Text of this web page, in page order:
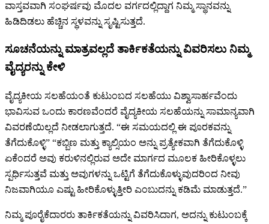
ವಾಸ್ತವವಾಗಿ ಸಂಘರ್ಷವು ಮೊದಲ ವರ್ಗದಲ್ಲಿದ್ದಾಗ ನಿಮ್ಮ ಸ್ಥಾನವನ್ನು
ಹಿಡಿದಿಡಲು ಹೆಚ್ಚಿನ ಸ್ಥಳವನ್ನು ಸೃಷ್ಟಿಸುತ್ತದೆ.
ಸೂಚನೆಯನ್ನು ಮಾತ್ರವಲ್ಲದೆ ತಾರ್ಕಿಕತೆಯನ್ನು ವಿವರಿಸಲು ನಿಮ್ಮ
ವೈದ್ಯರನ್ನು ಕೇಳಿ
ವೈದ್ಯಕೀಯ ಸಲಹೆಯಂತೆ ಕುಟುಂಬದ ಸಲಹೆಯು ವಿಶ್ವಾಸಾರ್ಹವೆಂದು
ಭಾವಿಸುವ ಒಂದು ಕಾರಣವೆಂದರೆ ವೈದ್ಯಕೀಯ ಸಲಹೆಯನ್ನು ಸಾಮಾನ್ಯವಾಗಿ
ವಿವರಣೆಯಿಲ್ಲದೆ ನೀಡಲಾಗುತ್ತದೆ. “ಈ ಸಮಯದಲ್ಲಿ ಈ ಪೂರಕವನ್ನು
ತೆಗೆದುಕೊಳ್ಳಿ” “ಕಬ್ಬಿಣ ಮತ್ತು ಕ್ಯಾಲ್ಸಿಯಂ ಅನ್ನು ಪ್ರತ್ಯೇಕವಾಗಿ ತೆಗೆದುಕೊಳ್ಳಿ
ಏಕೆಂದರೆ ಅವು ಕರುಳಿನಲ್ಲಿರುವ ಅದೇ ಮಾರ್ಗದ ಮೂಲಕ ಹೀರಿಕೊಳ್ಳಲು
ಸ್ಪರ್ಧಿಸುತ್ತವೆ ಮತ್ತು ಅವುಗಳನ್ನು ಒಟ್ಟಿಗೆ ತೆಗೆದುಕೊಳ್ಳುವುದರಿಂದ ನೀವು
ನಿಜವಾಗಿಯೂ ಎಷ್ಟು ಹೀರಿಕೊಳ್ಳುತ್ತೀರಿ ಎಂಬುದನ್ನು ಕಡಿಮೆ ಮಾಡುತ್ತದೆ.”
ನಿಮ್ಮ ಪೂರೈಕೆದಾರರು ತಾರ್ಕಿಕತೆಯನ್ನು ವಿವರಿಸಿದಾಗ, ಅದನ್ನು ಕುಟುಂಬಕ್ಕೆ